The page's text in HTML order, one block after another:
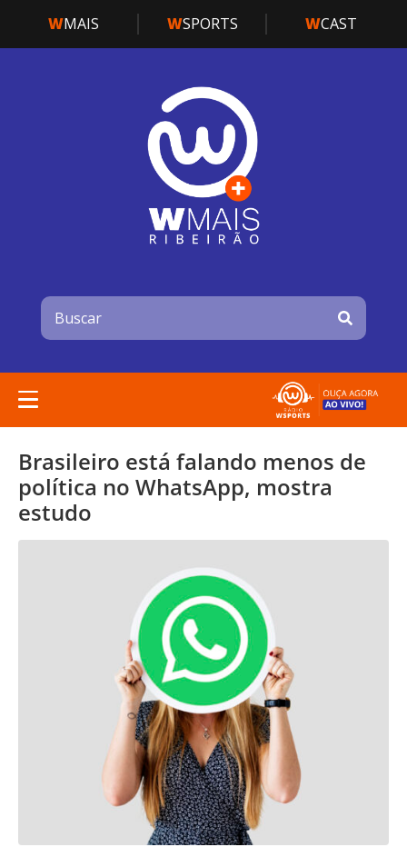
WMAIS WSPORTS WCAST
Brasileiro está falando menos de
política no WhatsApp, mostra
estudo